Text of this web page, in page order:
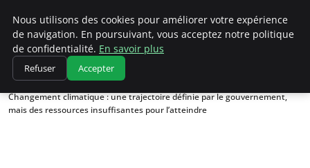
Climatedebtagents
Accueil
Changements climatiques
Changement climatique : une trajectoire définie par le gouvernement,
mais des ressources insuffisantes pour l’atteindre
Nous utilisons des cookies pour améliorer votre expérience
de navigation. En poursuivant, vous acceptez notre politique
de confidentialité. En savoir plus
Refuser Accepter